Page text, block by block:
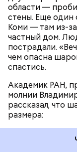
области —
стены. Еще один
Коми — там из-
частный дом.
пострадали.
чем опасна
спастись.
Академик РАН,
молнии
рассказал, что
размера:
трагедии.
Поэтому он не